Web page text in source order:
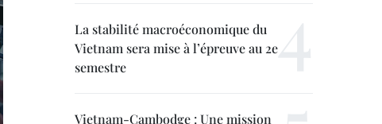
La stabilité macroéconomique du
Vietnam sera mise à l’épreuve au 2e
semestre
Vietnam-Cambodge : Une mission